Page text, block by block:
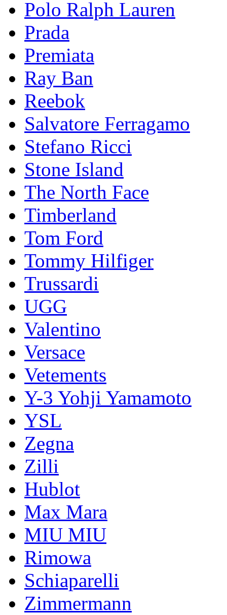
Polo Ralph Lauren
Prada
Premiata
Ray Ban
Reebok
Salvatore Ferragamo
Stefano Ricci
Stоnе Islаnd
The North Face
Timberland
Tom Ford
Tommy Hilfiger
Trussardi
UGG
Valentino
Versace
Vetements
Y-3 Yohji Yamamoto
YSL
Zegna
Zilli
Hublot
Max Mara
MIU MIU
Rimowa
Schiaparelli
Zimmermann